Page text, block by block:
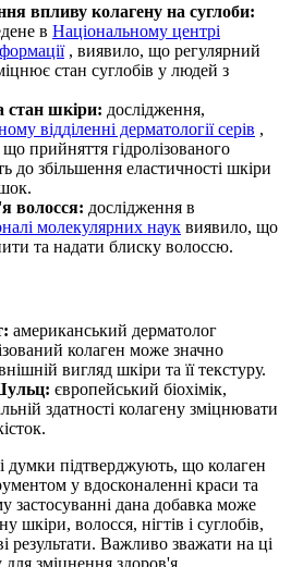
впливу колагену на суглоби:
в Національному центрі
, виявило, що регулярний
стан суглобів у людей з
стан шкіри: дослідження,
відділенні дерматології серів ,
прийняття гідролізованого
до збільшення еластичності шкіри
волосся: дослідження в
молекулярних наук виявило, що
та надати блиску волоссю.
американський дерматолог
колаген може значно
вигляд шкіри та її текстуру.
європейський біохімік,
здатності колагену зміцнювати
думки підтверджують, що колаген
у вдосконаленні краси та
застосуванні дана добавка може
шкіри, волосся, нігтів і суглобів,
результати. Важливо зважати на ці